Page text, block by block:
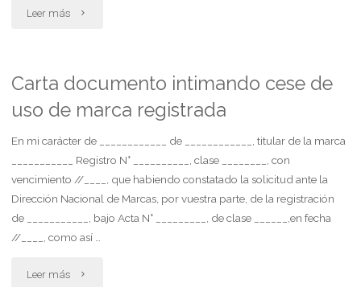
inmueble
del
locador"
Leer más "Contesta
improcedencia
del
despido
causa.
desproporción
Carta documento intimando cese de
uso de marca registrada
En mi carácter de ____________ de ____________, titular de la marca
___________ Registro N° __________, clase ________, con
vencimiento //____, que habiendo constatado la solicitud ante la
Dirección Nacional de Marcas, por vuestra parte, de la registración
de ___________, bajo Acta N° _________, de clase ______,en fecha
//____, como así …
Leer más "Carta